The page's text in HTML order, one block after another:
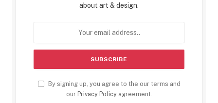
about art & design.
By signing up, you agree to the our terms and
our Privacy Policyagreement.